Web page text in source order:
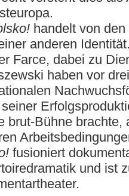
handelt von
anderen
Farce, dabei zu
haben vor
brut-Bühne
fusioniert
und ist